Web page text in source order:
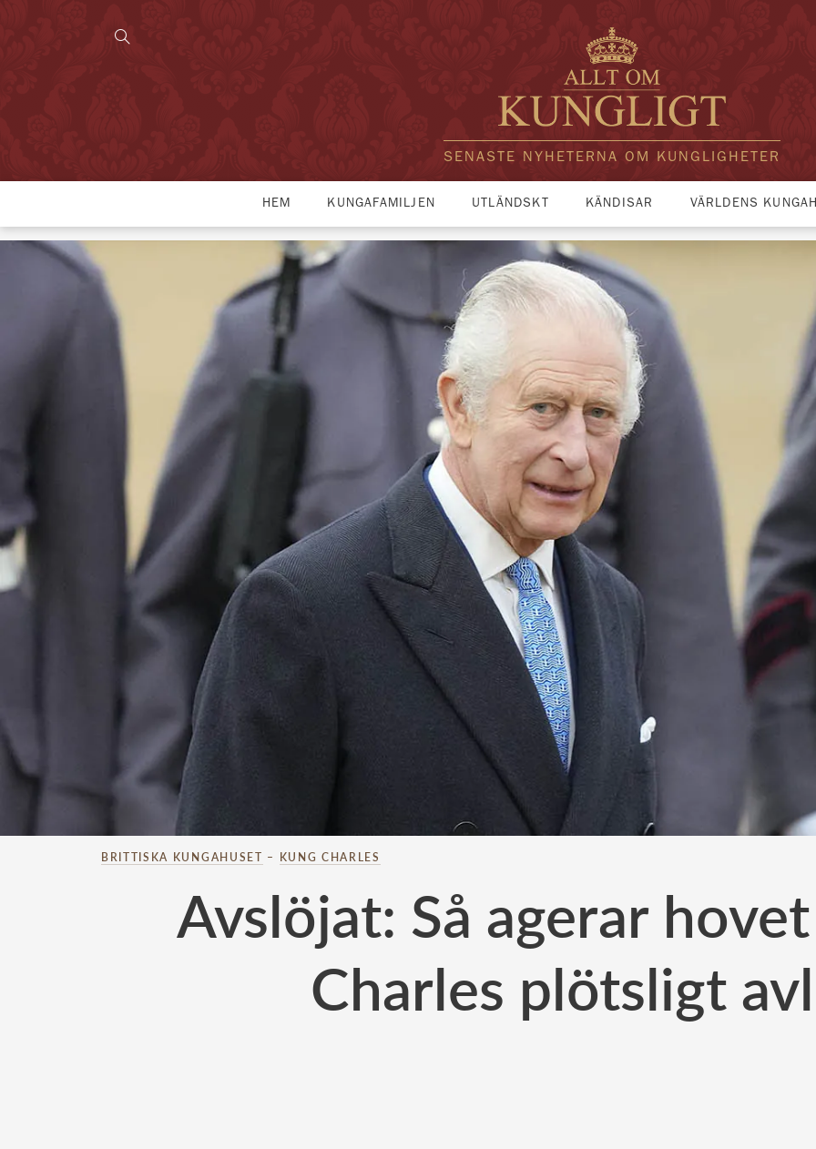
SENASTE NYHETERNA OM KUNGLIGHETER
HEM KUNGAFAMILJEN UTLÄNDSKT KÄNDISAR VÄRLDENS
BRITTISKA KUNGAHUSET – KUNG CHARLES
Avslöjat: Så agerar
Charles plötsligt